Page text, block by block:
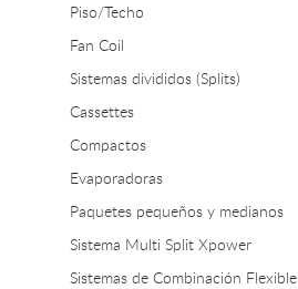
Piso/Techo
Fan Coil
Sistemas divididos (Splits)
Cassettes
Compactos
Evaporadoras
Paquetes pequeños y medianos
Sistema Multi Split Xpower
Sistemas de Combinación Flexible